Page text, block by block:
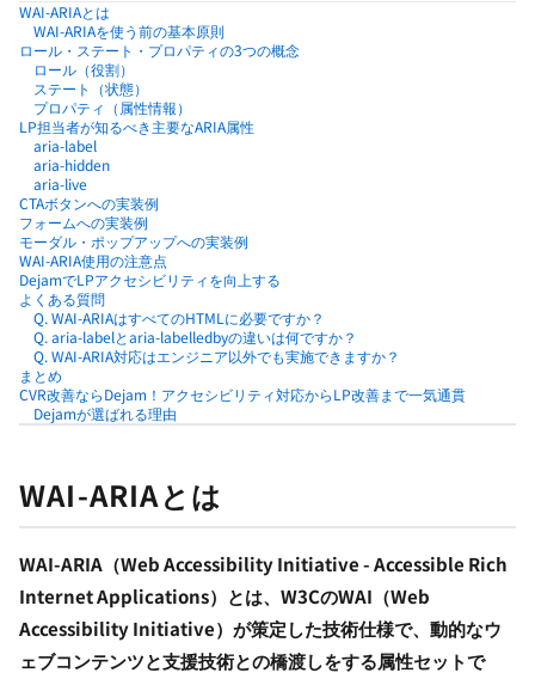
WAI-ARIAとは
WAI-ARIAを使う前の基本原則
ロール・ステート・プロパティの3つの概念
ロール（役割）
ステート（状態）
プロパティ（属性情報）
LP担当者が知るべき主要なARIA属性
aria-label
aria-hidden
aria-live
CTAボタンへの実装例
フォームへの実装例
モーダル・ポップアップへの実装例
WAI-ARIA使用の注意点
DejamでLPアクセシビリティを向上する
よくある質問
Q. WAI-ARIAはすべてのHTMLに必要ですか？
Q. aria-labelとaria-labelledbyの違いは何ですか？
Q. WAI-ARIA対応はエンジニア以外でも実施できますか？
まとめ
CVR改善ならDejam！アクセシビリティ対応からLP改善まで一気通貫
Dejamが選ばれる理由
WAI-ARIAとは
WAI-ARIA（Web Accessibility Initiative - Accessible Rich
Internet Applications）とは、W3CのWAI（Web
Accessibility Initiative）が策定した技術仕様で、動的なウ
ェブコンテンツと支援技術との橋渡しをする属性セットで